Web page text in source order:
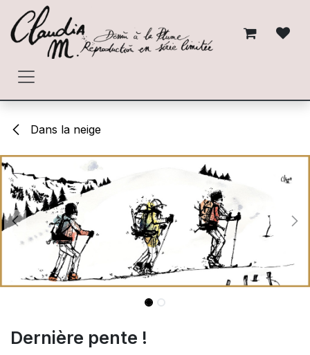
Se rendre au contenu
Dans la neige
Dernière pente !